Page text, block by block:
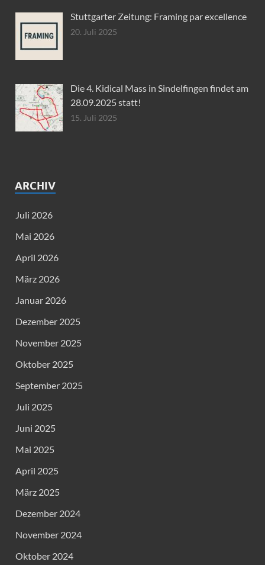
Stuttgarter Zeitung: Framing par excellence
20. Juli 2025
Die 4. Kidical Mass in Sindelfingen findet am
28.09.2025 statt!
15. Juli 2025
ARCHIV
Juli 2026
Mai 2026
April 2026
März 2026
Januar 2026
Dezember 2025
November 2025
Oktober 2025
September 2025
Juli 2025
Juni 2025
Mai 2025
April 2025
März 2025
Dezember 2024
November 2024
Oktober 2024